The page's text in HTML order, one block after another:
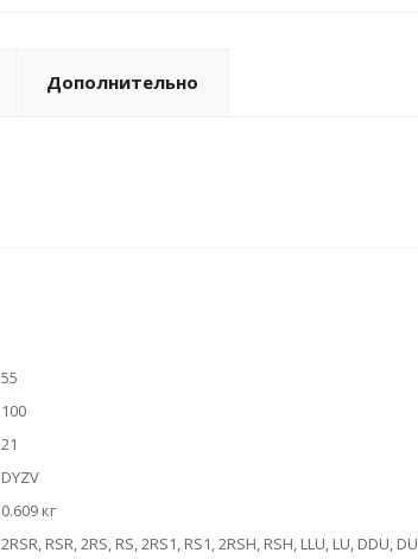
Дополнительно
55
100
21
DYZV
0.609 кг
2RSR, RSR, 2RS, RS, 2RS1, RS1, 2RSH, RSH, LLU, LU, DDU, DU